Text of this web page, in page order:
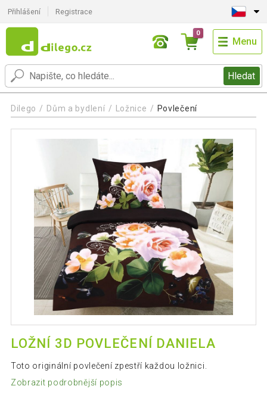
Přihlášení Registrace
Hledat
0
Menu
Dilego Dům a bydlení Ložnice Povlečení
LOŽNÍ 3D POVLEČENÍ DANIELA
Toto originální povlečení zpestří každou ložnici.
Zobrazit podrobnější popis